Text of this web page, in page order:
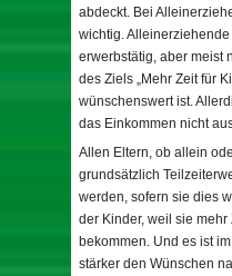
abdeckt. Bei
wichtig.
erwerbstätig, aber meist
des Ziels „Mehr Zeit für
wünschenswert ist.
das Einkommen nicht
Allen Eltern, ob allein
grundsätzlich
werden, sofern sie dies
der Kinder, weil sie
bekommen. Und es ist
stärker den Wünschen